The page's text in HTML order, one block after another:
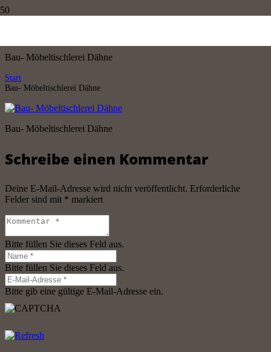
Bau- Möbeltischlerei Dähne
Start
Bau- Möbeltischlerei Dähne
Bau- Möbeltischlerei Dähne
Schreibe einen Kommentar
Deine E-Mail-Adresse wird nicht veröffentlicht. Erforderliche
Felder sind mit * markiert
Bitte füllen Sie dieses Feld aus.
Bitte füllen Sie dieses Feld aus.
Bitte gib eine gültige E-Mail-Adresse ein.